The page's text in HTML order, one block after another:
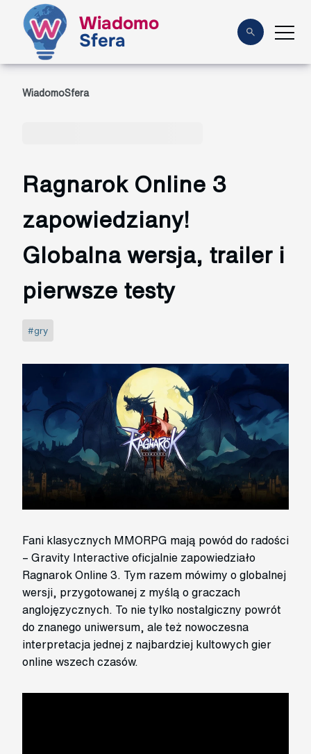
Wiadomo
Sfera
WiadomoSfera
Ragnarok Online 3
zapowiedziany!
Globalna wersja, trailer i
pierwsze testy
#gry
Fani klasycznych MMORPG mają powód do radości
– Gravity Interactive oficjalnie zapowiedziało
Ragnarok Online 3. Tym razem mówimy o globalnej
wersji, przygotowanej z myślą o graczach
anglojęzycznych. To nie tylko nostalgiczny powrót
do znanego uniwersum, ale też nowoczesna
interpretacja jednej z najbardziej kultowych gier
online wszech czasów.